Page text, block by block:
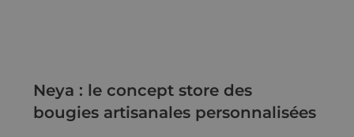
Neya : le concept store des
bougies artisanales personnalisées